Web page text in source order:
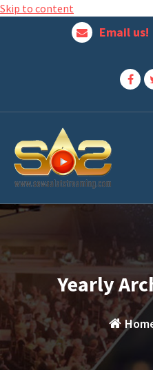
Skip to content
Email us!
Yearly